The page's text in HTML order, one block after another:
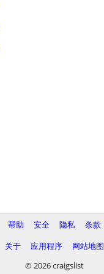
帮助 安全 隐私
条款
关于
应用程序
网站地图
© 2026 craigslist